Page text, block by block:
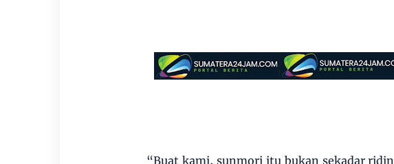
“Buat kami, sunmori itu bukan sekadar